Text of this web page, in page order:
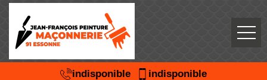
indisponible indisponible